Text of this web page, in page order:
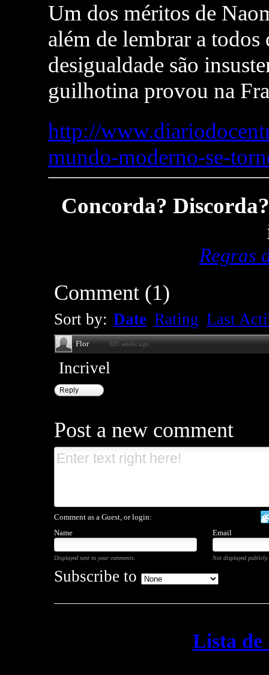
Um dos méritos de
além de lembrar a todos
desigualdade são
guilhotina provou na
http://
mundo-moderno-se-
Concorda?
Regras
Comment (1)
Sort by: Date Rating Last
Flor · 305 weeks ago
Incrivel
Reply
Post a new comment
Comment as a Guest, or login:
Name
Email
Displayed next to your comments. Not displayed publicly.
Subscribe to
Lista de